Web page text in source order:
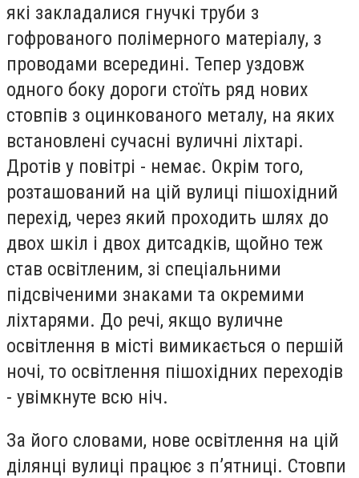
які закладалися гнучкі труби з
гофрованого полімерного матеріалу, з
проводами всередині. Тепер уздовж
одного боку дороги стоїть ряд нових
стовпів з оцинкованого металу, на яких
встановлені сучасні вуличні ліхтарі.
Дротів у повітрі - немає. Окрім того,
розташований на цій вулиці пішохідний
перехід, через який проходить шлях до
двох шкіл і двох дитсадків, щойно теж
став освітленим, зі спеціальними
підсвіченими знаками та окремими
ліхтарями. До речі, якщо вуличне
освітлення в місті вимикається о першій
ночі, то освітлення пішохідних переходів
- увімкнуте всю ніч.
За його словами, нове освітлення на цій
ділянці вулиці працює з п’ятниці. Стовпи